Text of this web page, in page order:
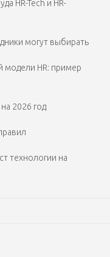
HR-Tech и HR-
могут выбирать
модели HR: пример
2026 год
технологии на